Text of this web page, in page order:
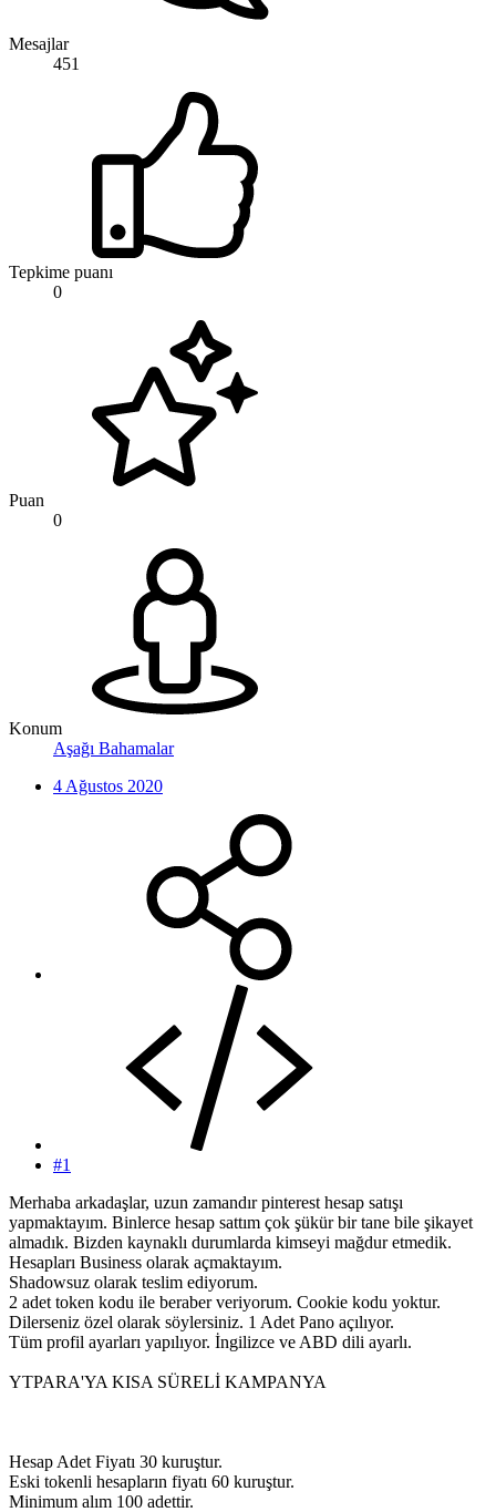
Mesajlar
451
Tepkime puanı
0
Puan
0
Konum
Aşağı Bahamalar
4 Ağustos 2020
#1
Merhaba arkadaşlar, uzun zamandır pinterest hesap satışı
yapmaktayım. Binlerce hesap sattım çok şükür bir tane bile şikayet
almadık. Bizden kaynaklı durumlarda kimseyi mağdur etmedik.
Hesapları Business olarak açmaktayım.
Shadowsuz olarak teslim ediyorum.
2 adet token kodu ile beraber veriyorum. Cookie kodu yoktur.
Dilerseniz özel olarak söylersiniz. 1 Adet Pano açılıyor.
Tüm profil ayarları yapılıyor. İngilizce ve ABD dili ayarlı.
YTPARA'YA KISA SÜRELİ KAMPANYA
Hesap Adet Fiyatı 30 kuruştur.
Eski tokenli hesapların fiyatı 60 kuruştur.
Minimum alım 100 adettir.